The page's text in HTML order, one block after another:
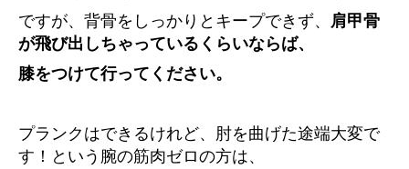
ですが、背骨をしっかりとキープできず、 肩甲骨
が飛び出しちゃっているくらいならば、
膝をつけて行ってください。
プランクはできるけれど、肘を曲げた途端大変で
す！という腕の筋肉ゼロの方は、